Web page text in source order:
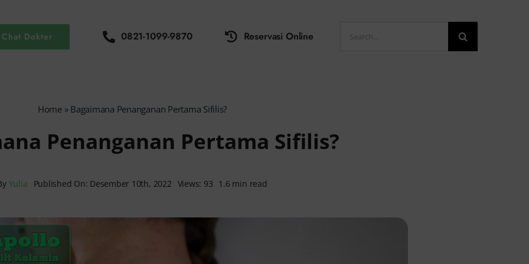
Chat Dokter 0821-1099-9870 Reservasi Online
for:
Home» Bagaimana Penanganan Pertama Sifilis?
Penanganan Pertama Sifilis?
Yulia Published On: Desember 10th, 2022 Views: 93 1.6 min read